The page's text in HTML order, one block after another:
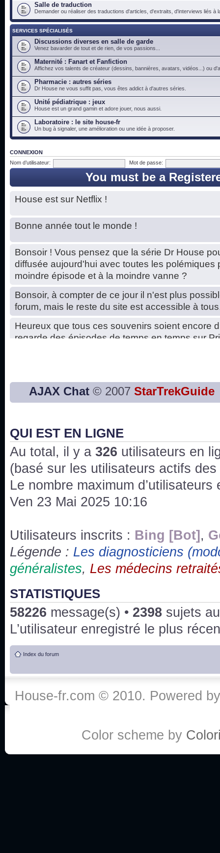
Salle de traduction
Demander ou réaliser des traductions d'articles, d'extraits, d'interviews liés à
SERVICES SPÉCIALISÉS
Discussions diverses en salle de garde
Venez bavarder de tout et de rien, de vos passions...
Maternité : Fanart et Fanfiction
Affichez vos talents de créateur (dessins, bannières, avatars, vidéos...) ou
Pharmacie : autres séries
Dr House ne vous suffit pas, vous êtes addict à d'autres séries.
Unité pédiatrique : jeux
House est un grand gamin et adore jouer, nous aussi.
Laboratoire : le site house-fr
Un bug à signaler, une amélioration ou une idée à proposer.
CONNEXION
Nom d’utilisateur:
Mot de passe:
You must be a
House est sur Netflix !
Bonne année tout le monde !
Bonsoir ! Vous pensez que la série Dr House
diffusée aujourd'hui avec toutes les polémiques
moindre épisode et à la moindre vanne ?
Bonsoir, à compter de ce jour il n'est plus
forum, mais le reste du site est accessible à
Heureux que tous ces souvenirs soient encore
regarde des épisodes de temps en temps sur
Bon, 2020, ça n'a pas trop marché. JE vous
issus des saisons 6; 7 et 8 !
Bonne année 2020 !
Bonne année 2019 !
Joyeux Noël !
Bonne année tout le monde !
Un peu de ménage, spams supprimés. Depuis
chaines françaises diffusent House, HD1 et
3x24 Human Error mais je suis pas sur
Bonjour j'aimerais que l'on m'aide à trouver un
qu'une personne fait un arrêt cardiaque mais
:he:
Salut tout le monde ! Je me fais un petit après
AJAX Chat © 2007 StarTrekGuide
QUI EST EN LIGNE
Au total, il y a 326 utilisateurs en
(basé sur les utilisateurs actifs
Le nombre maximum
Ven 23 Mai 2025 10:16
Utilisateurs inscrits : Bing [Bot] ,
Légende : Les diagnosticiens
généralistes, Les médecins
STATISTIQUES
58226 message(s) • 2398 sujets
L’utilisateur enregistré le plus
Index du forum
House-fr.com © 2010. Powered
Color scheme by